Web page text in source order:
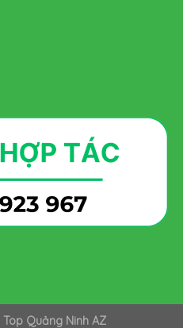
Top Quảng Ninh AZ